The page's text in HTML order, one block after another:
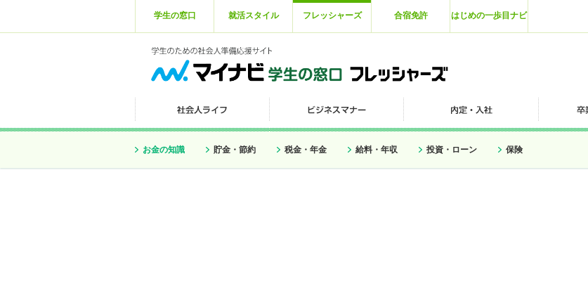
学生の窓口 就活スタイル フレッシャーズ 合宿免許 はじめの一歩目ナビ
お金の知識 貯金・節約 税金・年金 給料・年収 投資・ローン 保険